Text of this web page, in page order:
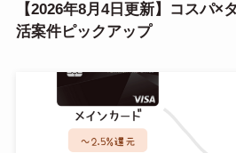
【2026年8月4日更新】コスパ×
活案件ピックアップ